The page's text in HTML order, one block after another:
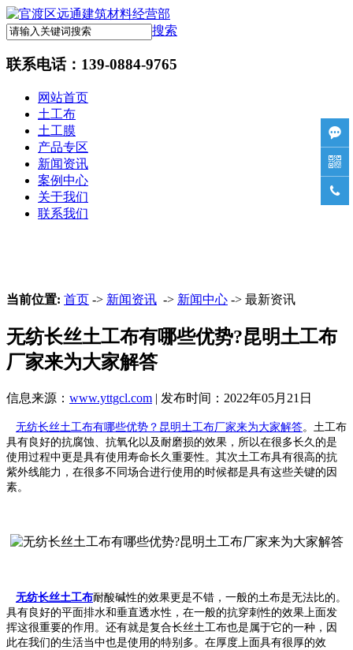
搜索
联系电话： 139-0884-9765
网站首页
土工布
土工膜
产品专区
新闻资讯
案例中心
关于我们
联系我们
当前位置: 首页 -> 新闻资讯 -> 新闻中心 -> 最新资讯
无纺长丝土工布有哪些优势?昆明土工布
厂家来为大家解答
信息来源： www.yttgcl.com | 发布时间：2022年05月21日
无纺长丝土工布有哪些优势？昆明土工布厂家来为大家解答。土工布
具有良好的抗腐蚀、抗氧化以及耐磨损的效果，所以在很多长久的是
使用过程中更是具有使用寿命长久重要性。其次土工布具有很高的抗
紫外线能力，在很多不同场合进行使用的时候都是具有这些关键的因
素。
无纺长丝土工布耐酸碱性的效果更是不错，一般的土布是无法比的。
具有良好的平面排水和垂直透水性，在一般的抗穿刺性的效果上面发
挥这很重要的作用。还有就是复合长丝土工布也是属于它的一种，因
此在我们的生活当中也是使用的特别多。在厚度上面具有很厚的效


